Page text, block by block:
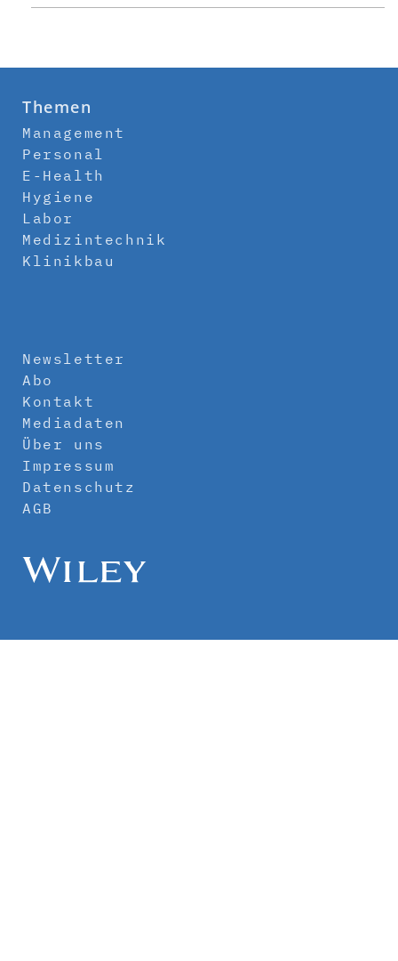
Themen
Management
Personal
E-Health
Hygiene
Labor
Medizintechnik
Klinikbau
Newsletter
Abo
Kontakt
Mediadaten
Über uns
Impressum
Datenschutz
AGB